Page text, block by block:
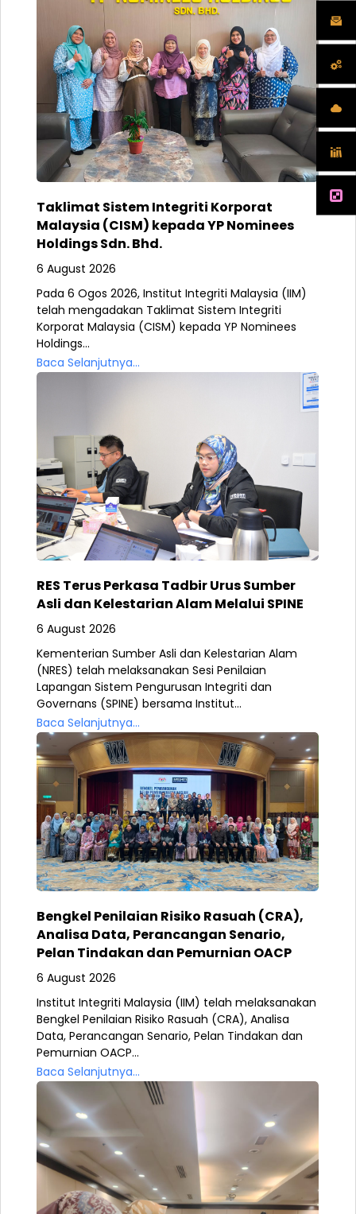
Taklimat Sistem Integriti Korporat
Malaysia (CISM) kepada YP Nominees
Holdings Sdn. Bhd.
6 August 2026
Pada 6 Ogos 2026, Institut Integriti Malaysia (IIM)
telah mengadakan Taklimat Sistem Integriti
Korporat Malaysia (CISM) kepada YP Nominees
Holdings...
Baca Selanjutnya...
RES Terus Perkasa Tadbir Urus Sumber
Asli dan Kelestarian Alam Melalui SPINE
6 August 2026
Kementerian Sumber Asli dan Kelestarian Alam
(NRES) telah melaksanakan Sesi Penilaian
Lapangan Sistem Pengurusan Integriti dan
Governans (SPINE) bersama Institut...
Baca Selanjutnya...
Bengkel Penilaian Risiko Rasuah (CRA),
Analisa Data, Perancangan Senario,
Pelan Tindakan dan Pemurnian OACP
6 August 2026
Institut Integriti Malaysia (IIM) telah melaksanakan
Bengkel Penilaian Risiko Rasuah (CRA), Analisa
Data, Perancangan Senario, Pelan Tindakan dan
Pemurnian OACP...
Baca Selanjutnya...